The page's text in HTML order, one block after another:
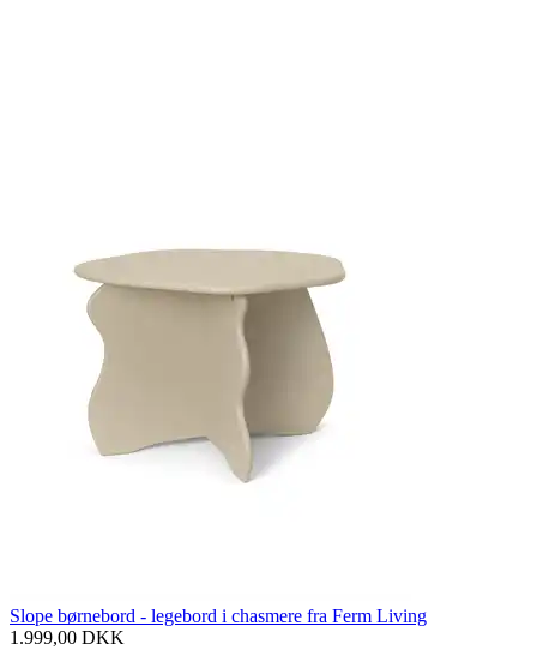
Slope børnebord - legebord i chasmere fra Ferm Living
1.999,00 DKK